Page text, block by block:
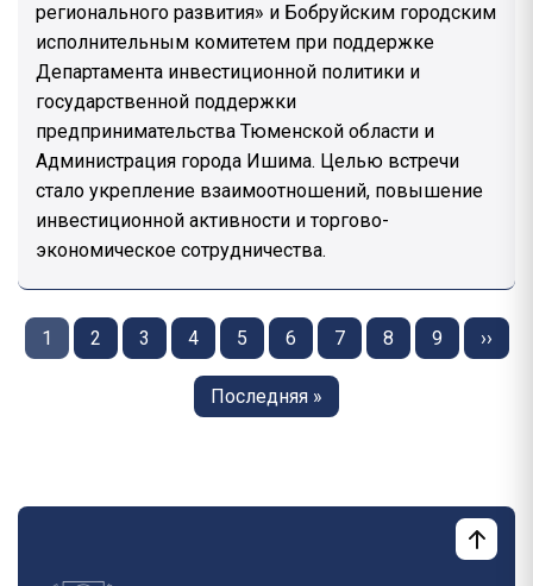
регионального развития» и Бобруйским городским
исполнительным комитетем при поддержке
Департамента инвестиционной политики и
государственной поддержки
предпринимательства Тюменской области и
Администрация города Ишима. Целью встречи
стало укрепление взаимоотношений, повышение
инвестиционной активности и торгово-
экономическое сотрудничества.
страниц
Страница
1 Страница
2 Страница
3 Страница
4 Страница
5 Страница
6 Страница
7 Страница
8 Страница
9 ››
Последняя
Последняя »